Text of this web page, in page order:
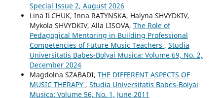
Special Issue 2, August 2026
Lina ILCHUK, Inna RATYNSKA, Halyna SHVYDKIV,
Mykola SHVYDKIV, Alla LISOVA, The Role of
Pedagogical Mentoring in Building Professional
Competencies of Future Music Teachers , Studia
Universitatis Babes-Bolyai Musica: Volume 69, No. 2,
December 2024
Magdolna SZABADI, THE DIFFERENT ASPECTS OF
MUSIC THERAPY , Studia Universitatis Babes-Bolyai
Musica: Volume 56, No. 1, June 2011